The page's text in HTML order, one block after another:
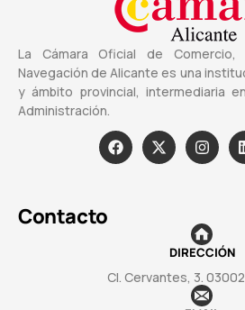
La Cámara Oficial de Comercio,
Navegación de Alicante es una
y ámbito provincial, intermediaria
Administración.
Contacto
DIRECCIÓN
Cl. Cervantes, 3.